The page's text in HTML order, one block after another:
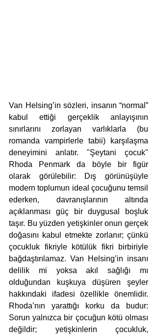
Van Helsing’in sözleri, insanın “normal”
kabul ettiği gerçeklik anlayışının
sınırlarını zorlayan varlıklarla (bu
romanda vampirlerle tabii) karşılaşma
deneyimini anlatır. "Şeytani çocuk"
Rhoda Penmark da böyle bir figür
olarak görülebilir: Dış görünüşüyle
modern toplumun ideal çocuğunu temsil
ederken, davranışlarının altında
açıklanması güç bir duygusal boşluk
taşır. Bu yüzden yetişkinler onun gerçek
doğasını kabul etmekte zorlanır; çünkü
çocukluk fikriyle kötülük fikri birbiriyle
bağdaştırılamaz. Van Helsing’in insanı
delilik mi yoksa akıl sağlığı mı
olduğundan kuşkuya düşüren şeyler
hakkındaki ifadesi özellikle önemlidir.
Rhoda’nın yarattığı korku da budur:
Sorun yalnızca bir çocuğun kötü olması
değildir; yetişkinlerin çocukluk,